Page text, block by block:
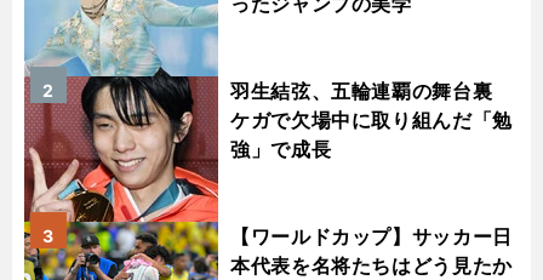
羽生結弦、五輪連覇の舞台裏
ケガで欠場中に取り組んだ「勉
強」で成長
2
【ワールドカップ】サッカー日
本代表を名将たちはどう見たか
3